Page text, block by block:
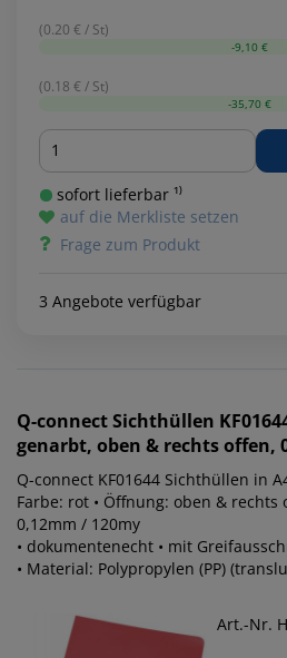
(0.20 € / St)
-9,10 €
(0.18 € / St)
-35,70 €
Menge
sofort lieferbar ¹⁾
auf die Merkliste setzen
Frage zum Produkt
3 Angebote verfügbar
Q-connectSichthüllen
genarbt, oben & rechts offen,
Q-connect KF01644 Sichthüllen in
Farbe: rot • Öffnung: oben & rechts
0,12mm / 120my
• dokumentenecht • mit
• Material: Polypropylen (PP)
Art.-Nr.